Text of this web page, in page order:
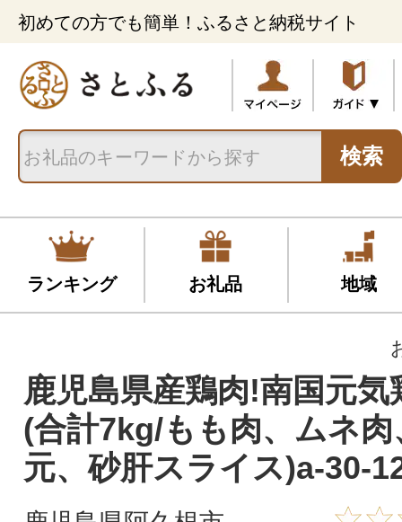
初めての方でも簡単！ふるさと納税サイト
検索
ランキング お礼品 地域
鹿児島県産鶏肉!南国元気
(合計7kg/もも肉、ムネ肉
元、砂肝スライス)a-30-